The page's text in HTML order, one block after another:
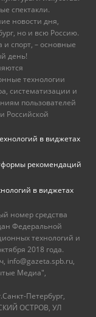
спектакли.
новости дня,
но и всю Россию.
и спорт, – основные
день!
технологии
систематизации и
пользователей
Российской
в виджетах
рекомендаций
в виджетах
номер средства
Федеральной
технологий и
2018 года.
info@gazeta.spb.ru,
Медиа",
Петербург,
ОСТРОВ, УЛ